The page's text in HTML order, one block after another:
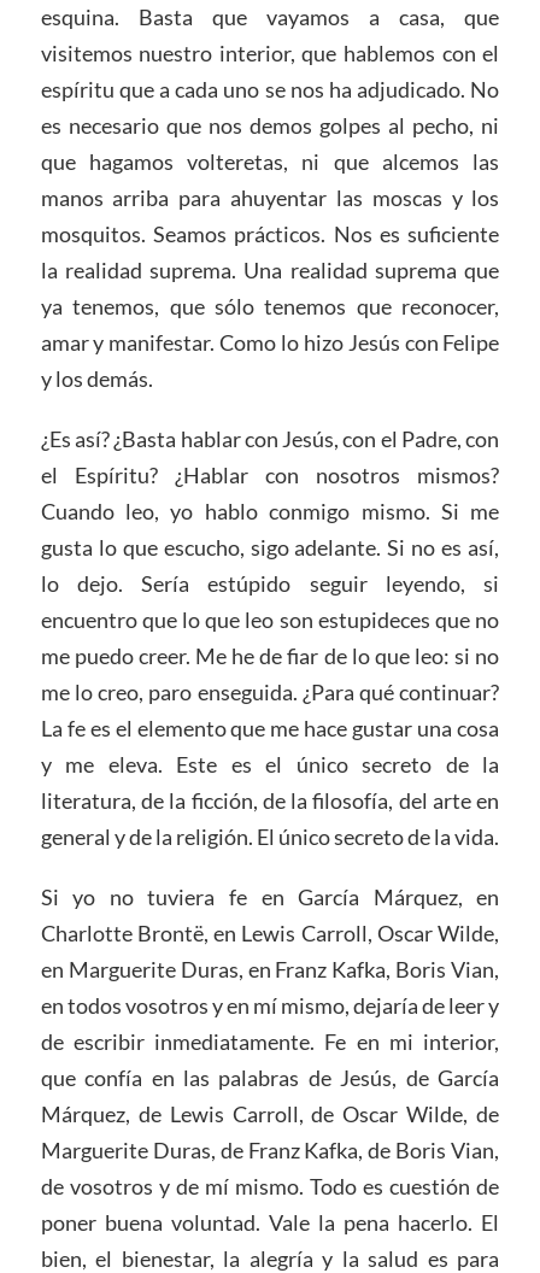
esquina. Basta que vayamos a casa, que
visitemos nuestro interior, que hablemos con el
espíritu que a cada uno se nos ha adjudicado. No
es necesario que nos demos golpes al pecho, ni
que hagamos volteretas, ni que alcemos las
manos arriba para ahuyentar las moscas y los
mosquitos. Seamos prácticos. Nos es suficiente
la realidad suprema. Una realidad suprema que
ya tenemos, que sólo tenemos que reconocer,
amar y manifestar. Como lo hizo Jesús con Felipe
y los demás.
¿Es así? ¿Basta hablar con Jesús, con el Padre, con
el Espíritu? ¿Hablar con nosotros mismos?
Cuando leo, yo hablo conmigo mismo. Si me
gusta lo que escucho, sigo adelante. Si no es así,
lo dejo. Sería estúpido seguir leyendo, si
encuentro que lo que leo son estupideces que no
me puedo creer. Me he de fiar de lo que leo: si no
me lo creo, paro enseguida. ¿Para qué continuar?
La fe es el elemento que me hace gustar una cosa
y me eleva. Este es el único secreto de la
literatura, de la ficción, de la filosofía, del arte en
general y de la religión. El único secreto de la vida.
Si yo no tuviera fe en García Márquez, en
Charlotte Brontë, en Lewis Carroll, Oscar Wilde,
en Marguerite Duras, en Franz Kafka, Boris Vian,
en todos vosotros y en mí mismo, dejaría de leer y
de escribir inmediatamente. Fe en mi interior,
que confía en las palabras de Jesús, de García
Márquez, de Lewis Carroll, de Oscar Wilde, de
Marguerite Duras, de Franz Kafka, de Boris Vian,
de vosotros y de mí mismo. Todo es cuestión de
poner buena voluntad. Vale la pena hacerlo. El
bien, el bienestar, la alegría y la salud es para